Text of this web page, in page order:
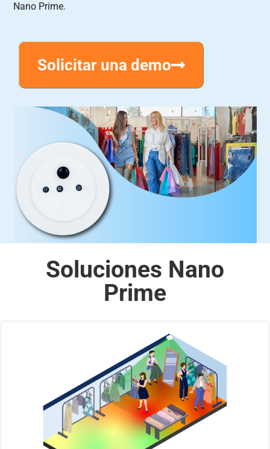
Nano Prime.
Solicitar una demo
Soluciones Nano
Prime